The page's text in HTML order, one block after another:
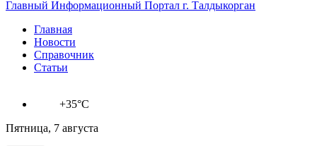
Главный Информационный Портал г. Талдыкорган
Главная
Новости
Справочник
Статьи
+35°C
Пятница, 7 августа